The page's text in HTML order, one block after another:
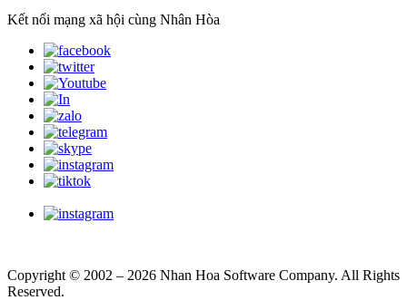
Kết nối mạng xã hội cùng Nhân Hòa
Copyright © 2002 – 2026 Nhan Hoa Software Company. All Rights
Reserved.